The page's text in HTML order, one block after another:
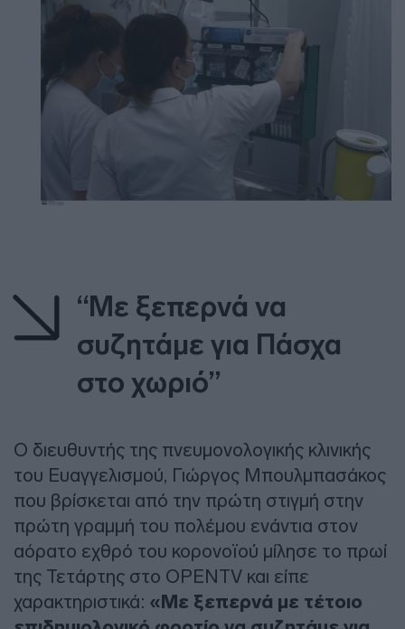
“Με ξεπερνά να
συζητάμε για Πάσχα
στο χωριό”
Ο διευθυντής της πνευμονολογικής κλινικής
του Ευαγγελισμού, Γιώργος Μπουλμπασάκος
που βρίσκεται από την πρώτη στιγμή στην
πρώτη γραμμή του πολέμου ενάντια στον
αόρατο εχθρό του κορονοϊού μίλησε το πρωί
της Τετάρτης στο OPENTV και είπε
χαρακτηριστικά: «Με ξεπερνά με τέτοιο